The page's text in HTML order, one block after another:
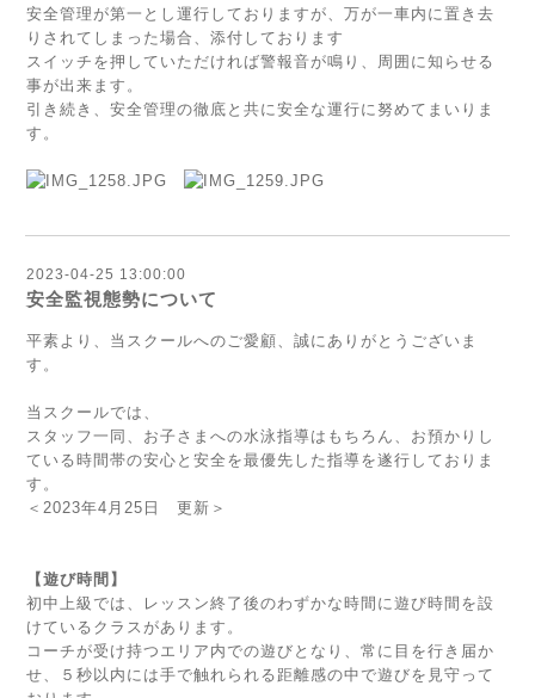
安全管理が第一とし運行しておりますが、万が一車内に置き去
りされてしまった場合、添付しております
スイッチを押していただければ警報音が鳴り、周囲に知らせる
事が出来ます。
引き続き、安全管理の徹底と共に安全な運行に努めてまいりま
す。
2023-04-25 13:00:00
安全監視態勢について
平素より、当スクールへのご愛顧、誠にありがとうございま
す。
当スクールでは、
スタッフ一同、お子さまへの水泳指導はもちろん、お預かりし
ている時間帯の安心と安全を最優先した指導を遂行しておりま
す。
＜2023年4月25日 更新＞
【遊び時間】
初中上級では、レッスン終了後のわずかな時間に遊び時間を設
けているクラスがあります。
コーチが受け持つエリア内での遊びとなり、常に目を行き届か
せ、５秒以内には手で触れられる距離感の中で遊びを見守って